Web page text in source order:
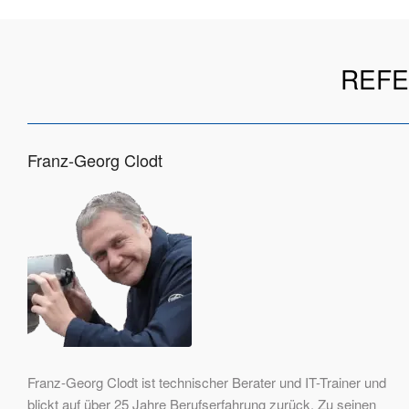
Franz-Georg Clodt
Franz-Georg Clodt ist technischer Berater und IT-Trainer und
blickt auf über 25 Jahre Berufserfahrung zurück. Zu seinen